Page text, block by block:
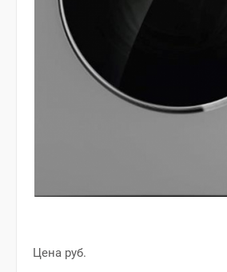
Цена руб.